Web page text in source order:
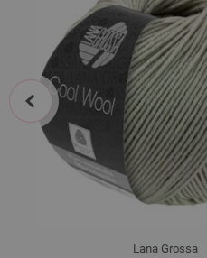
Lana Grossa
prev